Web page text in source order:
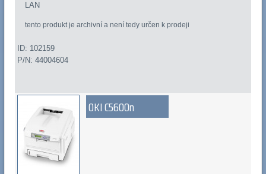
LAN
tento produkt je archivní a není tedy určen k prodeji
ID: 102159
P/N: 44004604
OKI C5600n